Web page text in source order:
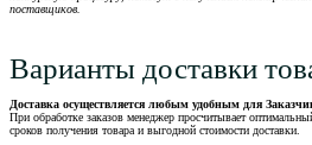
поставщиков.
Варианты доставки
Доставка осуществляется любым удобным для
При обработке заказов менеджер просчитывает
сроков получения товара и выгодной стоимости доставки.